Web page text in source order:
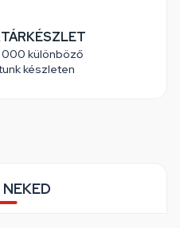
000 különböző
készleten